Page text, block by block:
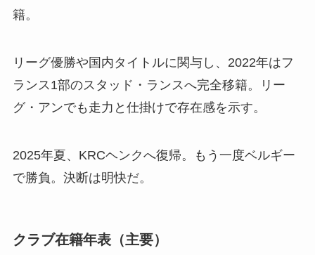
籍。
リーグ優勝や国内タイトルに関与し、2022年はフ
ランス1部のスタッド・ランスへ完全移籍。リー
グ・アンでも走力と仕掛けで存在感を示す。
2025年夏、KRCヘンクへ復帰。もう一度ベルギー
で勝負。決断は明快だ。
クラブ在籍年表（主要）